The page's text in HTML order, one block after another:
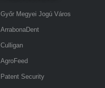
Győr Megyei Jogú Város
ArrabonaDent
Culligan
AgroFeed
Patent Security